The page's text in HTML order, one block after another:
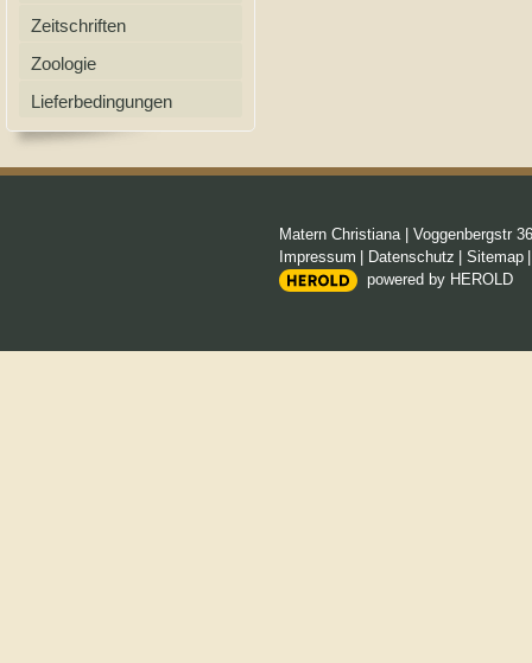
Zeitschriften
Zoologie
Lieferbedingungen
Matern Christiana| Voggenbergstr 36
Impressum
Datenschutz Sitemap
powered by HEROLD